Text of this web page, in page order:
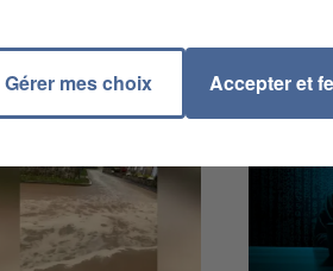
Gérer mes choix Accepter et